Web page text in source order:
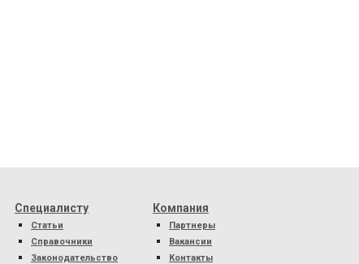
Специалисту
Статьи
Справочники
Законодательство
Компания
Партнеры
Вакансии
Контакты